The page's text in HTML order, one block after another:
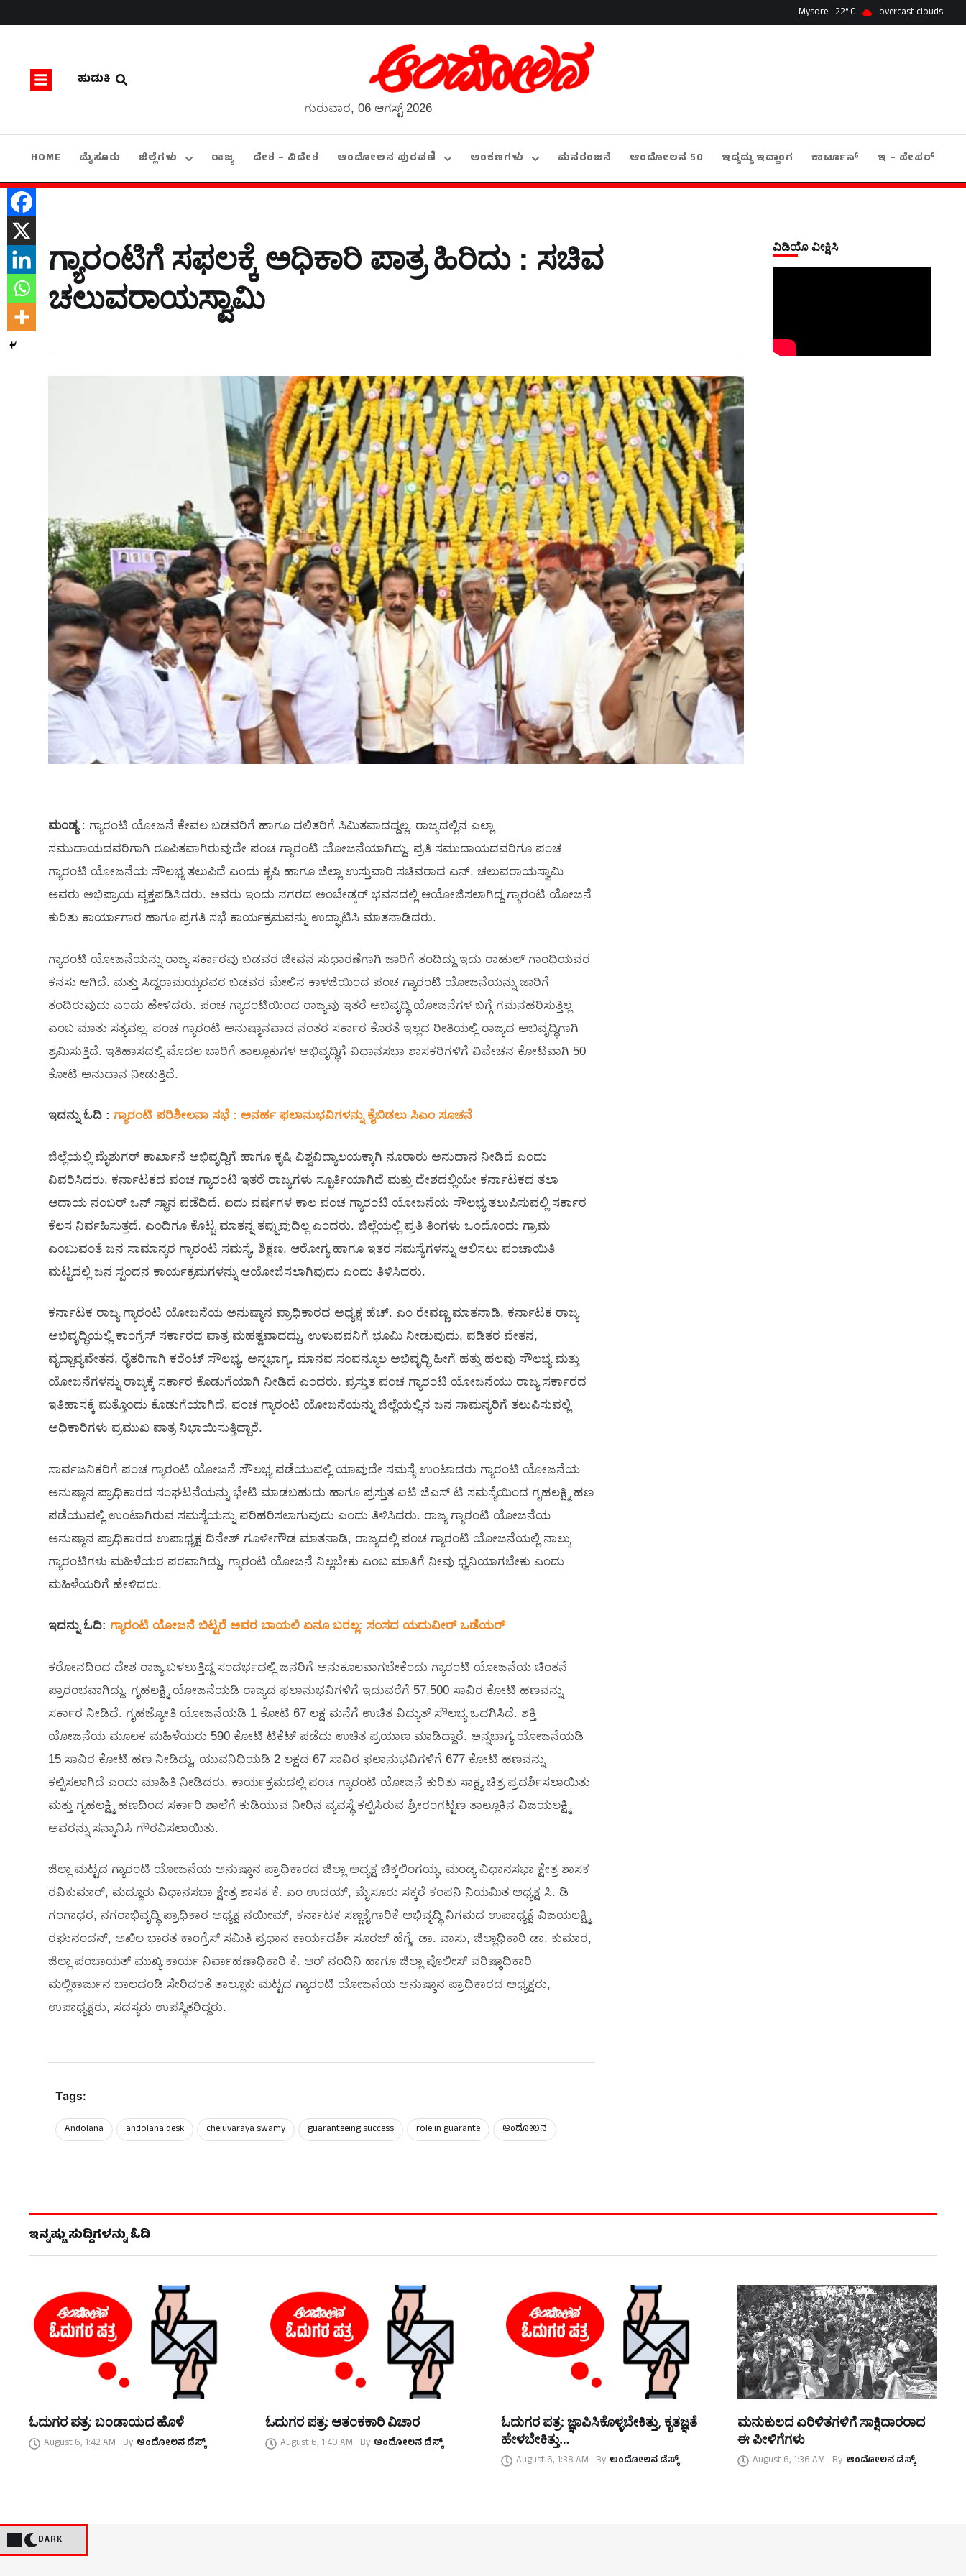
Mysore 22 overcast clouds
ಹುಡುಕಿ
ಗುರುವಾರ, 06 ಆಗಸ್ಟ್ 2026
DARK
HOME ಮೈಸೂರು ಜಿಲ್ಲೆಗಳು ರಾಜ್ಯ ದೇಶ – ವಿದೇಶ ಆಂದೋಲನ ಪುರವಣಿ ಅಂಕಣಗಳು ಮನರಂಜನೆ ಆಂದೋಲನ 50 ಇದ್ದದ್ದು ಇದ್ಹಾಂಗ ಕಾರ್ಟೂನ್ ಇ – ಪೇಪರ್
ಗ್ಯಾರಂಟಿಗೆ ಸಫಲಕ್ಕೆ ಅಧಿಕಾರಿ ಪಾತ್ರ ಹಿರಿದು : ಸಚಿವ
ಚಲುವರಾಯಸ್ವಾಮಿ
ಮಂಡ್ಯ: ಗ್ಯಾರಂಟಿ ಯೋಜನೆ ಕೇವಲ ಬಡವರಿಗೆ ಹಾಗೂ ದಲಿತರಿಗೆ ಸಿಮಿತವಾದದ್ದಲ್ಲ, ರಾಜ್ಯದಲ್ಲಿನ ಎಲ್ಲಾ
ಸಮುದಾಯದವರಿಗಾಗಿ ರೂಪಿತವಾಗಿರುವುದೇ ಪಂಚ ಗ್ಯಾರಂಟಿ ಯೋಜನೆಯಾಗಿದ್ದು. ಪ್ರತಿ ಸಮುದಾಯದವರಿಗೂ ಪಂಚ
ಗ್ಯಾರಂಟಿ ಯೋಜನೆಯ ಸೌಲಭ್ಯ ತಲುಪಿದೆ ಎಂದು ಕೃಷಿ ಹಾಗೂ ಜಿಲ್ಲಾ ಉಸ್ತುವಾರಿ ಸಚಿವರಾದ ಎನ್. ಚಲುವರಾಯಸ್ವಾಮಿ
ಅವರು ಅಭಿಪ್ರಾಯ ವ್ಯಕ್ತಪಡಿಸಿದರು. ಅವರು ಇಂದು ನಗರದ ಅಂಬೇಡ್ಕರ್ ಭವನದಲ್ಲಿ ಆಯೋಜಿಸಲಾಗಿದ್ದ ಗ್ಯಾರಂಟಿ ಯೋಜನೆ
ಕುರಿತು ಕಾರ್ಯಾಗಾರ ಹಾಗೂ ಪ್ರಗತಿ ಸಭೆ ಕಾರ್ಯಕ್ರಮವನ್ನು ಉದ್ಘಾಟಿಸಿ ಮಾತನಾಡಿದರು.
ಗ್ಯಾರಂಟಿ ಯೋಜನೆಯನ್ನು ರಾಜ್ಯ ಸರ್ಕಾರವು ಬಡವರ ಜೀವನ ಸುಧಾರಣೆಗಾಗಿ ಜಾರಿಗೆ ತಂದಿದ್ದು ಇದು ರಾಹುಲ್ ಗಾಂಧಿಯವರ
ಕನಸು ಆಗಿದೆ. ಮತ್ತು ಸಿದ್ದರಾಮಯ್ಯರವರ ಬಡವರ ಮೇಲಿನ ಕಾಳಜಿಯಿಂದ ಪಂಚ ಗ್ಯಾರಂಟಿ ಯೋಜನೆಯನ್ನು ಜಾರಿಗೆ
ತಂದಿರುವುದು ಎಂದು ಹೇಳಿದರು. ಪಂಚ ಗ್ಯಾರಂಟಿಯಿಂದ ರಾಜ್ಯವು ಇತರೆ ಅಭಿವೃದ್ಧಿ ಯೋಜನೆಗಳ ಬಗ್ಗೆ ಗಮನಹರಿಸುತ್ತಿಲ್ಲ
ಎಂಬ ಮಾತು ಸತ್ಯವಲ್ಲ. ಪಂಚ ಗ್ಯಾರಂಟಿ ಅನುಷ್ಠಾನವಾದ ನಂತರ ಸರ್ಕಾರ ಕೊರತೆ ಇಲ್ಲದ ರೀತಿಯಲ್ಲಿ ರಾಜ್ಯದ ಅಭಿವೃದ್ಧಿಗಾಗಿ
ಶ್ರಮಿಸುತ್ತಿದೆ. ಇತಿಹಾಸದಲ್ಲಿ ಮೊದಲ ಬಾರಿಗೆ ತಾಲ್ಲೂಕುಗಳ ಅಭಿವೃದ್ಧಿಗೆ ವಿಧಾನಸಭಾ ಶಾಸಕರಿಗಳಿಗೆ ವಿವೇಚನ ಕೋಟವಾಗಿ 50
ಕೋಟಿ ಅನುದಾನ ನೀಡುತ್ತಿದೆ.
ಇದನ್ನು ಓದಿ : ಗ್ಯಾರಂಟಿ ಪರಿಶೀಲನಾ ಸಭೆ : ಅನರ್ಹ ಫಲಾನುಭವಿಗಳನ್ನು ಕೈಬಿಡಲು ಸಿಎಂ ಸೂಚನೆ
ಜಿಲ್ಲೆಯಲ್ಲಿ ಮೈಶುಗರ್ ಕಾರ್ಖಾನೆ ಅಭಿವೃದ್ದಿಗೆ ಹಾಗೂ ಕೃಷಿ ವಿಶ್ವವಿದ್ಯಾಲಯಕ್ಕಾಗಿ ನೂರಾರು ಅನುದಾನ ನೀಡಿದೆ ಎಂದು
ವಿವರಿಸಿದರು. ಕರ್ನಾಟಕದ ಪಂಚ ಗ್ಯಾರಂಟಿ ಇತರೆ ರಾಜ್ಯಗಳು ಸ್ಫೂರ್ತಿಯಾಗಿದೆ ಮತ್ತು ದೇಶದಲ್ಲಿಯೇ ಕರ್ನಾಟಕದ ತಲಾ
ಆದಾಯ ನಂಬರ್ ಒನ್ ಸ್ಥಾನ ಪಡೆದಿದೆ. ಐದು ವರ್ಷಗಳ ಕಾಲ ಪಂಚ ಗ್ಯಾರಂಟಿ ಯೋಜನೆಯ ಸೌಲಭ್ಯ ತಲುಪಿಸುವಲ್ಲಿ ಸರ್ಕಾರ
ಕೆಲಸ ನಿರ್ವಹಿಸುತ್ತದೆ. ಎಂದಿಗೂ ಕೊಟ್ಟ ಮಾತನ್ನ ತಪ್ಪುವುದಿಲ್ಲ ಎಂದರು. ಜಿಲ್ಲೆಯಲ್ಲಿ ಪ್ರತಿ ತಿಂಗಳು ಒಂದೊಂದು ಗ್ರಾಮ
ಎಂಬುವಂತೆ ಜನ ಸಾಮಾನ್ಯರ ಗ್ಯಾರಂಟಿ ಸಮಸ್ಯೆ, ಶಿಕ್ಷಣ, ಆರೋಗ್ಯ ಹಾಗೂ ಇತರ ಸಮಸ್ಯೆಗಳನ್ನು ಆಲಿಸಲು ಪಂಚಾಯಿತಿ
ಮಟ್ಟದಲ್ಲಿ ಜನ ಸ್ಪಂದನ ಕಾರ್ಯಕ್ರಮಗಳನ್ನು ಆಯೋಜಿಸಲಾಗಿವುದು ಎಂದು ತಿಳಿಸಿದರು.
ಕರ್ನಾಟಕ ರಾಜ್ಯ ಗ್ಯಾರಂಟಿ ಯೋಜನೆಯ ಅನುಷ್ಠಾನ ಪ್ರಾಧಿಕಾರದ ಅಧ್ಯಕ್ಷ ಹೆಚ್. ಎಂ ರೇವಣ್ಣ ಮಾತನಾಡಿ, ಕರ್ನಾಟಕ ರಾಜ್ಯ
ಅಭಿವೃದ್ಧಿಯಲ್ಲಿ ಕಾಂಗ್ರೆಸ್ ಸರ್ಕಾರದ ಪಾತ್ರ ಮಹತ್ವವಾದದ್ದು, ಉಳುವವನಿಗೆ ಭೂಮಿ ನೀಡುವುದು, ಪಡಿತರ ವೇತನ,
ವೃದ್ದಾಪ್ಯವೇತನ, ರೈತರಿಗಾಗಿ ಕರೆಂಟ್ ಸೌಲಭ್ಯ, ಅನ್ನಭಾಗ್ಯ, ಮಾನವ ಸಂಪನ್ಮೂಲ ಅಭಿವೃದ್ಧಿ ಹೀಗೆ ಹತ್ತು ಹಲವು ಸೌಲಭ್ಯ ಮತ್ತು
ಯೋಜನೆಗಳನ್ನು ರಾಜ್ಯಕ್ಕೆ ಸರ್ಕಾರ ಕೊಡುಗೆಯಾಗಿ ನೀಡಿದೆ ಎಂದರು. ಪ್ರಸ್ತುತ ಪಂಚ ಗ್ಯಾರಂಟಿ ಯೋಜನೆಯು ರಾಜ್ಯ ಸರ್ಕಾರದ
ಇತಿಹಾಸಕ್ಕೆ ಮತ್ತೊಂದು ಕೊಡುಗೆಯಾಗಿದೆ. ಪಂಚ ಗ್ಯಾರಂಟಿ ಯೋಜನೆಯನ್ನು ಜಿಲ್ಲೆಯಲ್ಲಿನ ಜನ ಸಾಮನ್ಯರಿಗೆ ತಲುಪಿಸುವಲ್ಲಿ
ಅಧಿಕಾರಿಗಳು ಪ್ರಮುಖ ಪಾತ್ರ ನಿಭಾಯಿಸುತ್ತಿದ್ದಾರೆ.
ಸಾರ್ವಜನಿಕರಿಗೆ ಪಂಚ ಗ್ಯಾರಂಟಿ ಯೋಜನೆ ಸೌಲಭ್ಯ ಪಡೆಯುವಲ್ಲಿ ಯಾವುದೇ ಸಮಸ್ಯೆ ಉಂಟಾದರು ಗ್ಯಾರಂಟಿ ಯೋಜನೆಯ
ಅನುಷ್ಠಾನ ಪ್ರಾಧಿಕಾರದ ಸಂಘಟನೆಯನ್ನು ಭೇಟಿ ಮಾಡಬಹುದು ಹಾಗೂ ಪ್ರಸ್ತುತ ಐಟಿ ಜಿಎಸ್ ಟಿ ಸಮಸ್ಯೆಯಿಂದ ಗೃಹಲಕ್ಷ್ಮಿ ಹಣ
ಪಡೆಯುವಲ್ಲಿ ಉಂಟಾಗಿರುವ ಸಮಸ್ಯೆಯನ್ನು ಪರಿಹರಿಸಲಾಗುವುದು ಎಂದು ತಿಳಿಸಿದರು. ರಾಜ್ಯ ಗ್ಯಾರಂಟಿ ಯೋಜನೆಯ
ಅನುಷ್ಠಾನ ಪ್ರಾಧಿಕಾರದ ಉಪಾಧ್ಯಕ್ಷ ದಿನೇಶ್ ಗೂಳೀಗೌಡ ಮಾತನಾಡಿ, ರಾಜ್ಯದಲ್ಲಿ ಪಂಚ ಗ್ಯಾರಂಟಿ ಯೋಜನೆಯಲ್ಲಿ ನಾಲ್ಕು
ಗ್ಯಾರಂಟಿಗಳು ಮಹಿಳೆಯರ ಪರವಾಗಿದ್ದು, ಗ್ಯಾರಂಟಿ ಯೋಜನೆ ನಿಲ್ಲಬೇಕು ಎಂಬ ಮಾತಿಗೆ ನೀವು ಧ್ವನಿಯಾಗಬೇಕು ಎಂದು
ಮಹಿಳೆಯರಿಗೆ ಹೇಳಿದರು.
ಇದನ್ನು ಓದಿ: ಗ್ಯಾರಂಟಿ ಯೋಜನೆ ಬಿಟ್ಟರೆ ಅವರ ಬಾಯಲಿ ಏನೂ ಬರಲ್ಲ: ಸಂಸದ ಯದುವೀರ್‌ ಒಡೆಯರ್‌
ಕರೋನದಿಂದ ದೇಶ ರಾಜ್ಯ ಬಳಲುತ್ತಿದ್ದ ಸಂದರ್ಭದಲ್ಲಿ ಜನರಿಗೆ ಅನುಕೂಲವಾಗಬೇಕೆಂದು ಗ್ಯಾರಂಟಿ ಯೋಜನೆಯ ಚಿಂತನೆ
ಪ್ರಾರಂಭವಾಗಿದ್ದು. ಗೃಹಲಕ್ಷ್ಮಿ ಯೋಜನೆಯಡಿ ರಾಜ್ಯದ ಫಲಾನುಭವಿಗಳಿಗೆ ಇದುವರೆಗೆ 57,500 ಸಾವಿರ ಕೋಟಿ ಹಣವನ್ನು
ಸರ್ಕಾರ ನೀಡಿದೆ. ಗೃಹಜ್ಯೋತಿ ಯೋಜನೆಯಡಿ 1 ಕೋಟಿ 67 ಲಕ್ಷ ಮನೆಗೆ ಉಚಿತ ವಿದ್ಯುತ್ ಸೌಲಭ್ಯ ಒದಗಿಸಿದೆ. ಶಕ್ತಿ
ಯೋಜನೆಯ ಮೂಲಕ ಮಹಿಳೆಯರು 590 ಕೋಟಿ ಟಿಕೆಟ್ ಪಡೆದು ಉಚಿತ ಪ್ರಯಾಣ ಮಾಡಿದ್ದಾರೆ. ಅನ್ನಭಾಗ್ಯ ಯೋಜನೆಯಡಿ
15 ಸಾವಿರ ಕೋಟಿ ಹಣ ನೀಡಿದ್ದು, ಯುವನಿಧಿಯಡಿ 2 ಲಕ್ಷದ 67 ಸಾವಿರ ಫಲಾನುಭವಿಗಳಿಗೆ 677 ಕೋಟಿ ಹಣವನ್ನು
ಕಲ್ಪಿಸಲಾಗಿದೆ ಎಂದು ಮಾಹಿತಿ ನೀಡಿದರು. ಕಾರ್ಯಕ್ರಮದಲ್ಲಿ ಪಂಚ ಗ್ಯಾರಂಟಿ ಯೋಜನೆ ಕುರಿತು ಸಾಕ್ಷ್ಯ ಚಿತ್ರ ಪ್ರದರ್ಶಿಸಲಾಯಿತು
ಮತ್ತು ಗೃಹಲಕ್ಷ್ಮಿ ಹಣದಿಂದ ಸರ್ಕಾರಿ ಶಾಲೆಗೆ ಕುಡಿಯುವ ನೀರಿನ ವ್ಯವಸ್ಥೆ ಕಲ್ಪಿಸಿರುವ ಶ್ರೀರಂಗಟ್ಟಣ ತಾಲ್ಲೂಕಿನ ವಿಜಯಲಕ್ಷ್ಮಿ
ಅವರನ್ನು ಸನ್ಮಾನಿಸಿ ಗೌರವಿಸಲಾಯಿತು.
ಜಿಲ್ಲಾ ಮಟ್ಟದ ಗ್ಯಾರಂಟಿ ಯೋಜನೆಯ ಅನುಷ್ಠಾನ ಪ್ರಾಧಿಕಾರದ ಜಿಲ್ಲಾ ಅಧ್ಯಕ್ಷ ಚಿಕ್ಕಲಿಂಗಯ್ಯ, ಮಂಡ್ಯ ವಿಧಾನಸಭಾ ಕ್ಷೇತ್ರ ಶಾಸಕ
ರವಿಕುಮಾರ್, ಮದ್ದೂರು ವಿಧಾನಸಭಾ ಕ್ಷೇತ್ರ ಶಾಸಕ ಕೆ. ಎಂ ಉದಯ್, ಮೈಸೂರು ಸಕ್ಕರೆ ಕಂಪನಿ ನಿಯಮಿತ ಅಧ್ಯಕ್ಷ ಸಿ. ಡಿ
ಗಂಗಾಧರ, ನಗರಾಭಿವೃದ್ಧಿ ಪ್ರಾಧಿಕಾರ ಅಧ್ಯಕ್ಷ ನಯೀಮ್, ಕರ್ನಾಟಕ ಸಣ್ಣಕೈಗಾರಿಕೆ ಅಭಿವೃದ್ಧಿ ನಿಗಮದ ಉಪಾಧ್ಯಕ್ಷೆ ವಿಜಯಲಕ್ಷ್ಮಿ
ರಘುನಂದನ್, ಅಖಿಲ ಭಾರತ ಕಾಂಗ್ರೆಸ್ ಸಮಿತಿ ಪ್ರಧಾನ ಕಾರ್ಯದರ್ಶಿ ಸೂರಜ್ ಹೆಗ್ಡೆ, ಡಾ. ವಾಸು, ಜಿಲ್ಲಾಧಿಕಾರಿ ಡಾ. ಕುಮಾರ,
ಜಿಲ್ಲಾ ಪಂಚಾಯತ್ ಮುಖ್ಯ ಕಾರ್ಯ ನಿರ್ವಾಹಣಾಧಿಕಾರಿ ಕೆ. ಆರ್ ನಂದಿನಿ ಹಾಗೂ ಜಿಲ್ಲಾ ಪೊಲೀಸ್ ವರಿಷ್ಠಾಧಿಕಾರಿ
ಮಲ್ಲಿಕಾರ್ಜುನ ಬಾಲದಂಡಿ ಸೇರಿದಂತೆ ತಾಲ್ಲೂಕು ಮಟ್ಟದ ಗ್ಯಾರಂಟಿ ಯೋಜನೆಯ ಅನುಷ್ಠಾನ ಪ್ರಾಧಿಕಾರದ ಅಧ್ಯಕ್ಷರು,
ಉಪಾಧ್ಯಕ್ಷರು, ಸದಸ್ಯರು ಉಪಸ್ಥಿತರಿದ್ದರು.
Tags:
Andolana andolana desk cheluvaraya swamy guaranteeing success role in guarante ಆಂದೋಲನ
ವಿಡಿಯೊ ವೀಕ್ಷಿಸಿ
ಇನ್ನಷ್ಟು ಸುದ್ದಿಗಳನ್ನು ಓದಿ
ಓದುಗರ ಪತ್ರ: ಬಂಡಾಯದ ಹೊಳೆ
August 6, 1:42 AM By ಆಂದೋಲನ ಡೆಸ್ಕ್
ಓದುಗರ ಪತ್ರ: ಆತಂಕಕಾರಿ ವಿಚಾರ
August 6, 1:40 AM By ಆಂದೋಲನ ಡೆಸ್ಕ್
ಓದುಗರ ಪತ್ರ: ಜ್ಞಾಪಿಸಿಕೊಳ್ಳಬೇಕಿತ್ತು, ಕೃತಜ್ಞತೆ
ಹೇಳಬೇಕಿತ್ತು…
August 6, 1:38 AM By ಆಂದೋಲನ ಡೆಸ್ಕ್
ಮನುಕುಲದ ಏರಿಳಿತಗಳಿಗೆ ಸಾಕ್ಷಿದಾರರಾದ
ಈ ಪೀಳಿಗೆಗಳು
August 6, 1:36 AM By ಆಂದೋಲನ ಡೆಸ್ಕ್